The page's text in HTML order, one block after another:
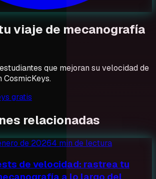
viaje de mecanografía
que mejoran su velocidad de
CosmicKeys.
gratis
relacionadas
de 20264 min de lectura
de velocidad: rastrea tu